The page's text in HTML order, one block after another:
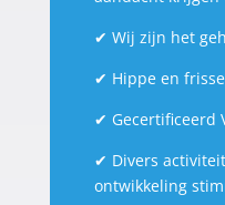
✔ Wij zijn het
✔ Hippe en
✔ Gecertificeerd
✔ Divers
ontwikkeling